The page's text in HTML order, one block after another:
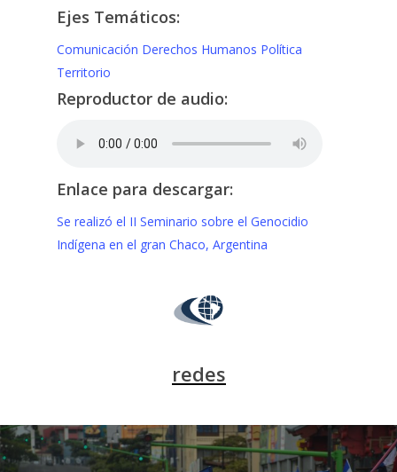
Ejes Temáticos:
Comunicación Derechos Humanos Política
Territorio
Reproductor de audio:
Enlace para descargar:
Se realizó el II Seminario sobre el Genocidio
Indígena en el gran Chaco, Argentina
redes